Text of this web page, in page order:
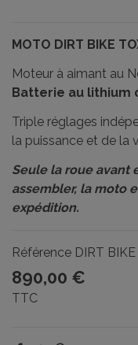
MOTO DIRT BIKE
Moteur à aimant au
Batterie au lithium
Triple réglages
la puissance et de la
Seule la roue avant
assembler, la moto
expédition.
Référence DIRT
890,00 €
TTC